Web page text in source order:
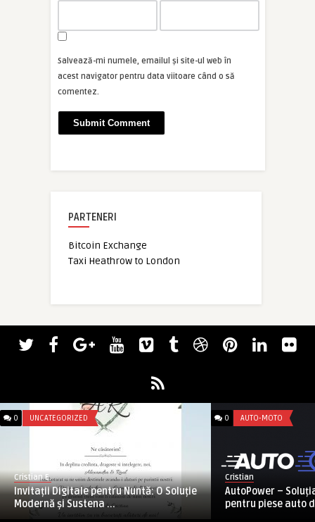
Salvează-mi numele, emailul și site-ul web în
acest navigator pentru data viitoare când o să
comentez.
PARTENERI
Bitcoin Exchange
Taxi Heathrow to London
0 UNCATEGORIZED
Cristian E.
Invitații Digitale pentru Nuntă: O Soluție
Modernă și Sustena ...
0 AUTO-MOTO
Cristian
AutoPower –
pentru piese auto